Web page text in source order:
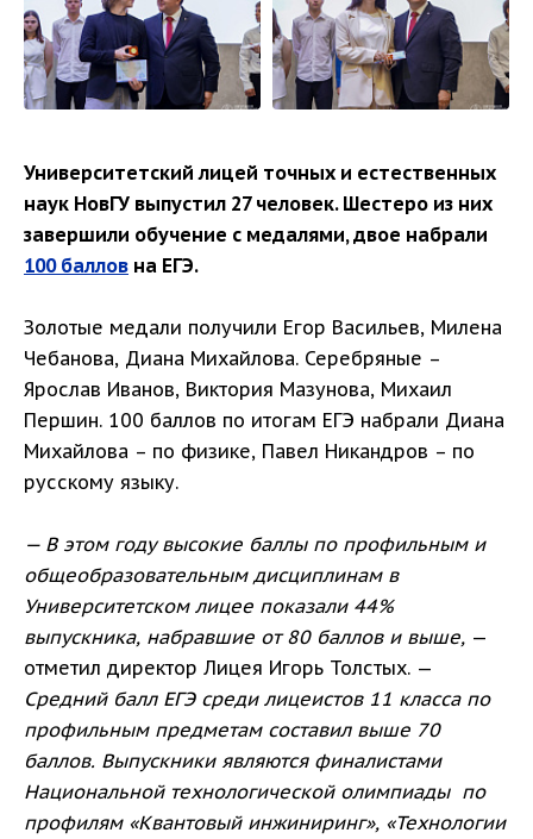
Университетский лицей точных и естественных
наук НовГУ выпустил 27 человек. Шестеро из них
завершили обучение с медалями, двое набрали
100 баллов на ЕГЭ.
Золотые медали получили Егор Васильев, Милена
Чебанова, Диана Михайлова. Серебряные –
Ярослав Иванов, Виктория Мазунова, Михаил
Першин. 100 баллов по итогам ЕГЭ набрали Диана
Михайлова – по физике, Павел Никандров – по
русскому языку.
— В этом году высокие баллы по профильным и
общеобразовательным дисциплинам в
Университетском лицее показали 44%
выпускника, набравшие от 80 баллов и выше, —
отметил директор Лицея Игорь Толстых. —
Средний балл ЕГЭ среди лицеистов 11 класса по
профильным предметам составил выше 70
баллов. Выпускники являются финалистами
Национальной технологической олимпиады по
профилям «Квантовый инжиниринг», «Технологии